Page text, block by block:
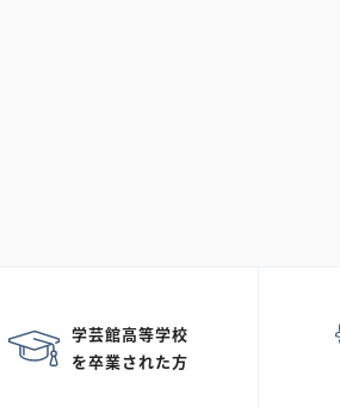
学芸館高等学校
を卒業された方